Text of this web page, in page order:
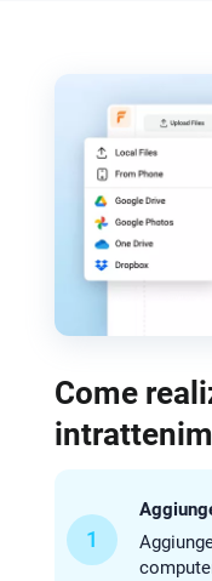
Come
1